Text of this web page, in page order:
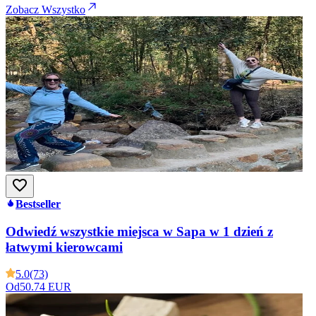
Zobacz Wszystko
Bestseller
Odwiedź wszystkie miejsca w Sapa w 1 dzień z
łatwymi kierowcami
5.0(73)
Od50.74 EUR